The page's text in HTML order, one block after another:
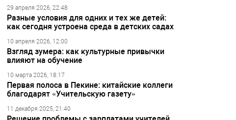
29 апреля 2026, 22:48
Разные условия для одних и тех же детей:
как сегодня устроена среда в детских садах
10 апреля 2026, 12:00
Взгляд зумера: как культурные привычки
влияют на обучение
10 марта 2026, 18:17
Первая полоса в Пекине: китайские коллеги
благодарят «Учительскую газету»
11 декабря 2025, 21:40